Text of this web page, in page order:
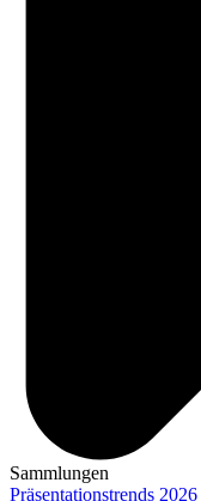
Sammlungen
Präsentationstrends 2026